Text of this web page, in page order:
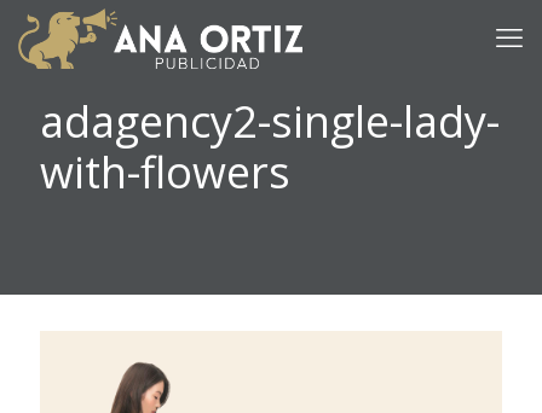
adagency2-single-lady-
with-flowers